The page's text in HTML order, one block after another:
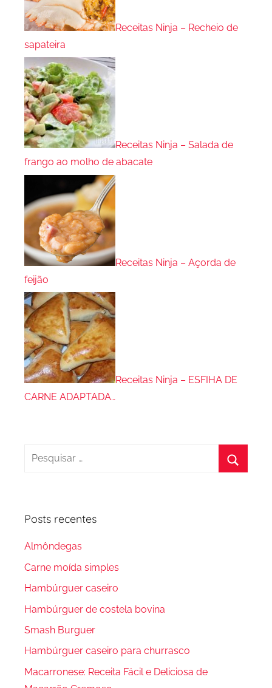
Receitas Ninja – Recheio de
sapateira
Receitas Ninja – Salada de
frango ao molho de abacate
Receitas Ninja – Açorda de
feijão
Receitas Ninja – ESFIHA DE
CARNE ADAPTADA…
Pesquisar
Posts recentes
Almôndegas
Carne moída simples
Hambúrguer caseiro
Hambúrguer de costela bovina
Smash Burguer
Hambúrguer caseiro para churrasco
Macarronese: Receita Fácil e Deliciosa de